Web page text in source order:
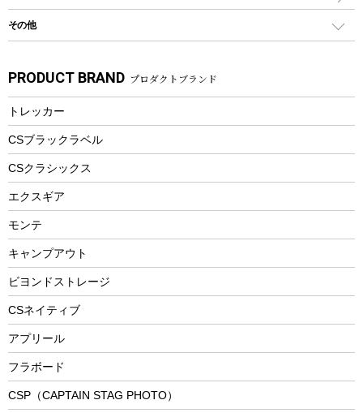
バーベキューツール
カトラリー
マグカップ、カップ
ステンレスボトル
フードボトル
トレー
ランチョンマット
ランチボックス
その他アウトドア雑貨
スプレー関係
ツール、他
パドル
ヘルメット
エアーポンプ
アクセサリー
シティサイクル
自転車ウェア
ラッシュガード
パラソル
フローティングベスト
ヘルメット
エアーポンプ
ビーチテント
ウィンター
スノーシュー
防寒ウェア
トレッキング
トレッキングアクセサリー
プレイグッズ
その他
湯たんぽ
防災用品
PRODUCT BRAND プロダクトブランド
トレッカー
CSブラックラベル
CSクラシックス
エクスギア
モンテ
キャンプアウト
ビヨンドストレージ
CSネイティブ
アプリール
フラボード
CSP（CAPTAIN STAG PHOTO）